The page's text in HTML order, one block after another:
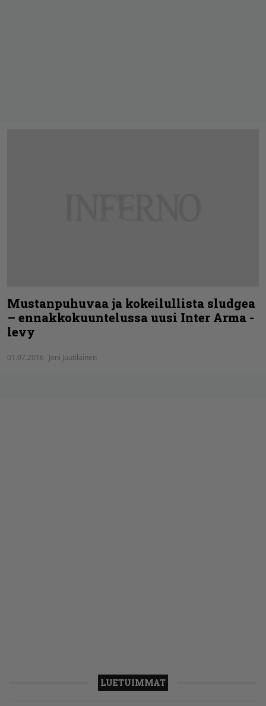
Mustanpuhuvaa ja kokeilullista sludgea
– ennakkokuuntelussa uusi Inter Arma -
levy
01.07.2016 Joni Juutilainen
LUETUIMMAT